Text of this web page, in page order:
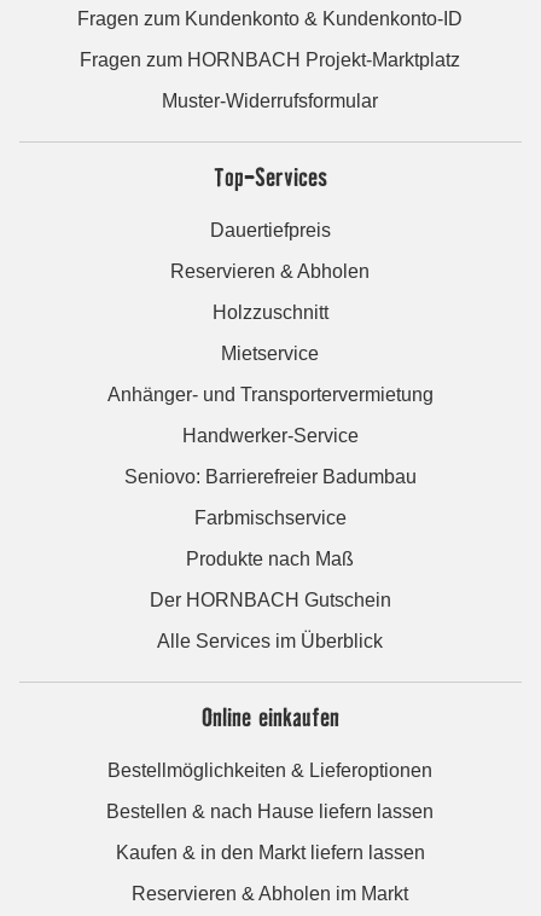
Fragen zum Kundenkonto & Kundenkonto-ID
Fragen zum HORNBACH Projekt-Marktplatz
Muster-Widerrufsformular
Top-Services
Dauertiefpreis
Reservieren & Abholen
Holzzuschnitt
Mietservice
Anhänger- und Transportervermietung
Handwerker-Service
Seniovo: Barrierefreier Badumbau
Farbmischservice
Produkte nach Maß
Der HORNBACH Gutschein
Alle Services im Überblick
Online einkaufen
Bestellmöglichkeiten & Lieferoptionen
Bestellen & nach Hause liefern lassen
Kaufen & in den Markt liefern lassen
Reservieren & Abholen im Markt